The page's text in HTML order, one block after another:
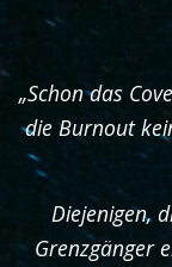
„Schon das
die Burnout
Diejenigen,
Grenzgänger